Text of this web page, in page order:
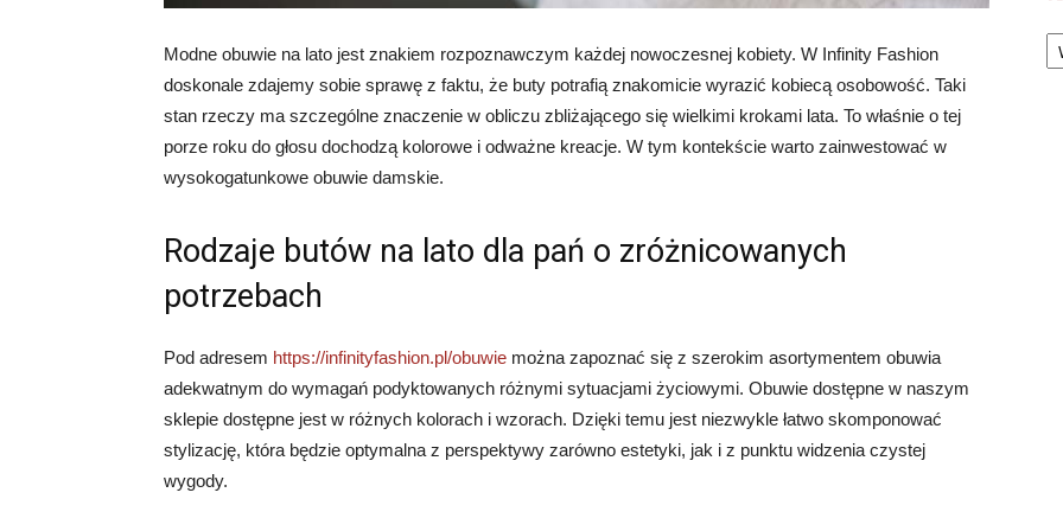
Modne obuwie na lato jest znakiem rozpoznawczym każdej nowoczesnej kobiety. W Infinity Fashion
doskonale zdajemy sobie sprawę z faktu, że buty potrafią znakomicie wyrazić kobiecą osobowość. Taki
stan rzeczy ma szczególne znaczenie w obliczu zbliżającego się wielkimi krokami lata. To właśnie o tej
porze roku do głosu dochodzą kolorowe i odważne kreacje. W tym kontekście warto zainwestować w
wysokogatunkowe obuwie damskie.
Rodzaje butów na lato dla pań o zróżnicowanych
potrzebach
Pod adresem https://infinityfashion.pl/obuwie można zapoznać się z szerokim asortymentem obuwia
adekwatnym do wymagań podyktowanych różnymi sytuacjami życiowymi. Obuwie dostępne w naszym
sklepie dostępne jest w różnych kolorach i wzorach. Dzięki temu jest niezwykle łatwo skomponować
stylizację, która będzie optymalna z perspektywy zarówno estetyki, jak i z punktu widzenia czystej
wygody.